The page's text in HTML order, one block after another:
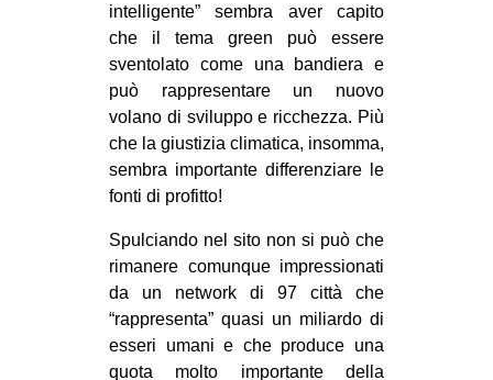
intelligente” sembra aver capito
che il tema green può essere
sventolato come una bandiera e
può rappresentare un nuovo
volano di sviluppo e ricchezza. Più
che la giustizia climatica, insomma,
sembra importante differenziare le
fonti di profitto!
Spulciando nel sito non si può che
rimanere comunque impressionati
da un network di 97 città che
“rappresenta” quasi un miliardo di
esseri umani e che produce una
quota molto importante della